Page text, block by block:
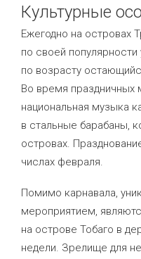
Культурные
Ежегодно на островах
по своей
по возрасту
Во время праздничных
национальная музыка
в стальные барабаны,
островах.
числах февраля.
Помимо карнавала,
мероприятием,
на острове Тобаго в
недели. Зрелище для